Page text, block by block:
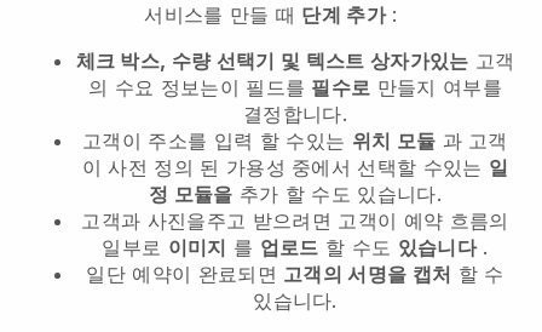
서비스를 만들 때 단계 추가:
체크 박스, 수량 선택기 및 텍스트 상자가있는 고객
의 수요 정보는이 필드를 필수로 만들지 여부를
결정합니다.
고객이 주소를 입력 할 수있는 위치 모듈 과 고객
이 사전 정의 된 가용성 중에서 선택할 수있는 일
정 모듈을 추가 할 수도 있습니다.
고객과 사진을주고 받으려면 고객이 예약 흐름의
일부로 이미지 를 업로드 할 수도 있습니다.
일단 예약이 완료되면 고객의 서명을 캡처 할 수
있습니다.